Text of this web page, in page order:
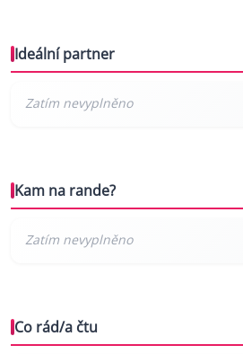
Ideální partner
Kam na rande?
Co rád/a čtu